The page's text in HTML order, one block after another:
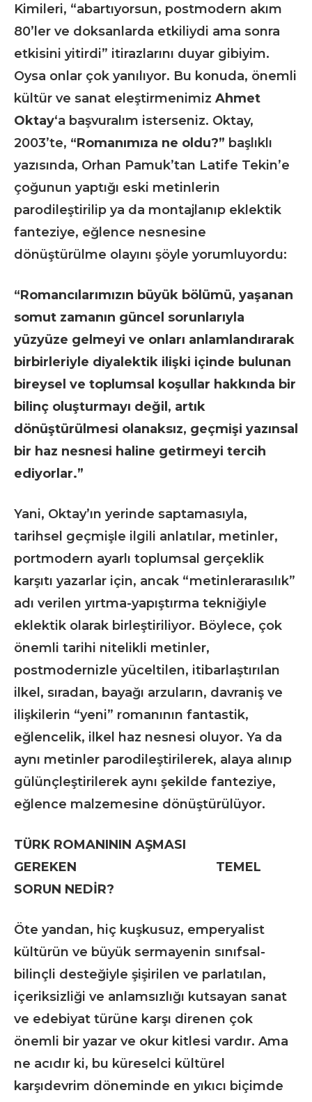
Kimileri, “abartıyorsun, postmodern akım
80’ler ve doksanlarda etkiliydi ama sonra
etkisini yitirdi” itirazlarını duyar gibiyim.
Oysa onlar çok yanılıyor. Bu konuda, önemli
kültür ve sanat eleştirmenimiz Ahmet
Oktay‘a başvuralım isterseniz. Oktay,
2003’te, “Romanımıza ne oldu?” başlıklı
yazısında, Orhan Pamuk’tan Latife Tekin’e
çoğunun yaptığı eski metinlerin
parodileştirilip ya da montajlanıp eklektik
fanteziye, eğlence nesnesine
dönüştürülme olayını şöyle yorumluyordu:
“Romancılarımızın büyük bölümü, yaşanan
somut zamanın güncel sorunlarıyla
yüzyüze gelmeyi ve onları anlamlandırarak
birbirleriyle diyalektik ilişki içinde bulunan
bireysel ve toplumsal koşullar hakkında bir
bilinç oluşturmayı değil, artık
dönüştürülmesi olanaksız, geçmişi yazınsal
bir haz nesnesi haline getirmeyi tercih
ediyorlar.”
Yani, Oktay’ın yerinde saptamasıyla,
tarihsel geçmişle ilgili anlatılar, metinler,
portmodern ayarlı toplumsal gerçeklik
karşıtı yazarlar için, ancak “metinlerarasılık”
adı verilen yırtma-yapıştırma tekniğiyle
eklektik olarak birleştiriliyor. Böylece, çok
önemli tarihi nitelikli metinler,
postmodernizle yüceltilen, itibarlaştırılan
ilkel, sıradan, bayağı arzuların, davraniş ve
ilişkilerin “yeni” romanının fantastik,
eğlencelik, ilkel haz nesnesi oluyor. Ya da
aynı metinler parodileştirilerek, alaya alınıp
gülünçleştirilerek aynı şekilde fanteziye,
eğlence malzemesine dönüştürülüyor.
TÜRK ROMANININ AŞMASI
GEREKEN TEMEL
SORUN NEDİR?
Öte yandan, hiç kuşkusuz, emperyalist
kültürün ve büyük sermayenin sınıfsal-
bilinçli desteğiyle şişirilen ve parlatılan,
içeriksizliği ve anlamsızlığı kutsayan sanat
ve edebiyat türüne karşı direnen çok
önemli bir yazar ve okur kitlesi vardır. Ama
ne acıdır ki, bu küreselci kültürel
karşıdevrim döneminde en yıkıcı biçimde